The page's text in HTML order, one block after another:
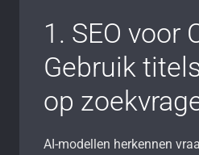
1. SEO voor
Gebruik
op
AI-modellen herkennen